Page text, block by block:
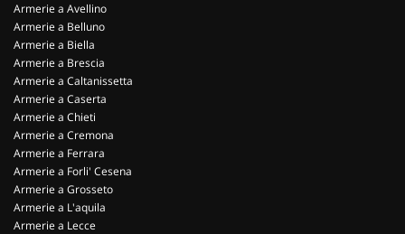
Armerie a Avellino
Armerie a Belluno
Armerie a Biella
Armerie a Brescia
Armerie a Caltanissetta
Armerie a Caserta
Armerie a Chieti
Armerie a Cremona
Armerie a Ferrara
Armerie a Forli' Cesena
Armerie a Grosseto
Armerie a L'aquila
Armerie a Lecce